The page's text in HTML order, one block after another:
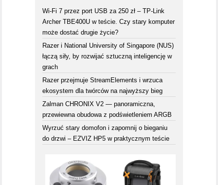
Wi-Fi 7 przez port USB za 250 zł – TP-Link
Archer TBE400U w teście. Czy stary komputer
może dostać drugie życie?
Razer i National University of Singapore (NUS)
łączą siły, by rozwijać sztuczną inteligencję w
grach
Razer przejmuje StreamElements i wrzuca
ekosystem dla twórców na najwyższy bieg
Zalman CHRONIX V2 — panoramiczna,
przewiewna obudowa z podświetleniem ARGB
Wyrzuć stary domofon i zapomnij o bieganiu
do drzwi – EZVIZ HP5 w praktycznym teście